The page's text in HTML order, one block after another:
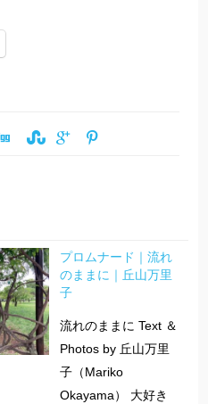
プロムナード｜流れ
のままに｜丘山万里
子
流れのままに Text ＆
Photos by 丘山万里
子（Mariko
Okayama） 大好き